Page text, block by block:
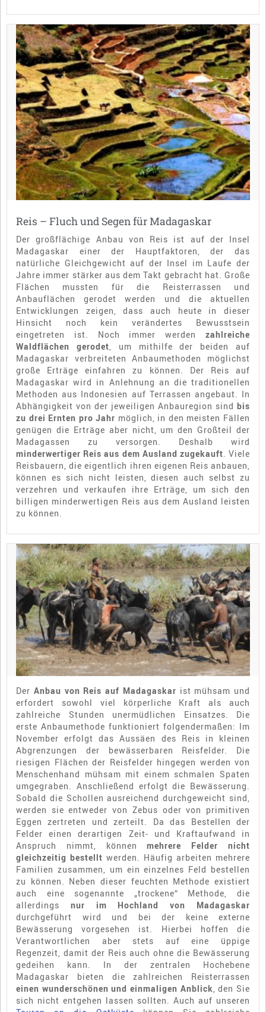
Reis – Fluch und Segen für Madagaskar
Der großflächige Anbau von Reis ist auf der Insel
Madagaskar einer der Hauptfaktoren, der das
natürliche Gleichgewicht auf der Insel im Laufe der
Jahre immer stärker aus dem Takt gebracht hat. Große
Flächen mussten für die Reisterrassen und
Anbauflächen gerodet werden und die aktuellen
Entwicklungen zeigen, dass auch heute in dieser
Hinsicht noch kein verändertes Bewusstsein
eingetreten ist. Noch immer werden zahlreiche
Waldflächen gerodet, um mithilfe der beiden auf
Madagaskar verbreiteten Anbaumethoden möglichst
große Erträge einfahren zu können. Der Reis auf
Madagaskar wird in Anlehnung an die traditionellen
Methoden aus Indonesien auf Terrassen angebaut. In
Abhängigkeit von der jeweiligen Anbauregion sind bis
zu drei Ernten pro Jahr möglich, in den meisten Fällen
genügen die Erträge aber nicht, um den Großteil der
Madagassen zu versorgen. Deshalb wird
minderwertiger Reis aus dem Ausland zugekauft. Viele
Reisbauern, die eigentlich ihren eigenen Reis anbauen,
können es sich nicht leisten, diesen auch selbst zu
verzehren und verkaufen ihre Erträge, um sich den
billigen minderwertigen Reis aus dem Ausland leisten
zu können.
Der Anbau von Reis auf Madagaskar ist mühsam und
erfordert sowohl viel körperliche Kraft als auch
zahlreiche Stunden unermüdlichen Einsatzes. Die
erste Anbaumethode funktioniert folgendermaßen: Im
November erfolgt das Aussäen des Reis in kleinen
Abgrenzungen der bewässerbaren Reisfelder. Die
riesigen Flächen der Reisfelder hingegen werden von
Menschenhand mühsam mit einem schmalen Spaten
umgegraben. Anschließend erfolgt die Bewässerung.
Sobald die Schollen ausreichend durchgeweicht sind,
werden sie entweder von Zebus oder von primitiven
Eggen zertreten und zerteilt. Da das Bestellen der
Felder einen derartigen Zeit- und Kraftaufwand in
Anspruch nimmt, könnenmehrere Felder nicht
gleichzeitig bestellt werden. Häufig arbeiten mehrere
Familien zusammen, um ein einzelnes Feld bestellen
zu können. Neben dieser feuchten Methode existiert
auch eine sogenannte „trockene“ Methode, die
allerdings nur im Hochland von Madagaskar
durchgeführt wird und bei der keine externe
Bewässerung vorgesehen ist. Hierbei hoffen die
Verantwortlichen aber stets auf eine üppige
Regenzeit, damit der Reis auch ohne die Bewässerung
gedeihen kann. In der zentralen Hochebene
Madagaskar bieten die zahlreichen Reisterrassen
einen wunderschönen und einmaligen Anblick, den Sie
sich nicht entgehen lassen sollten. Auch auf unseren